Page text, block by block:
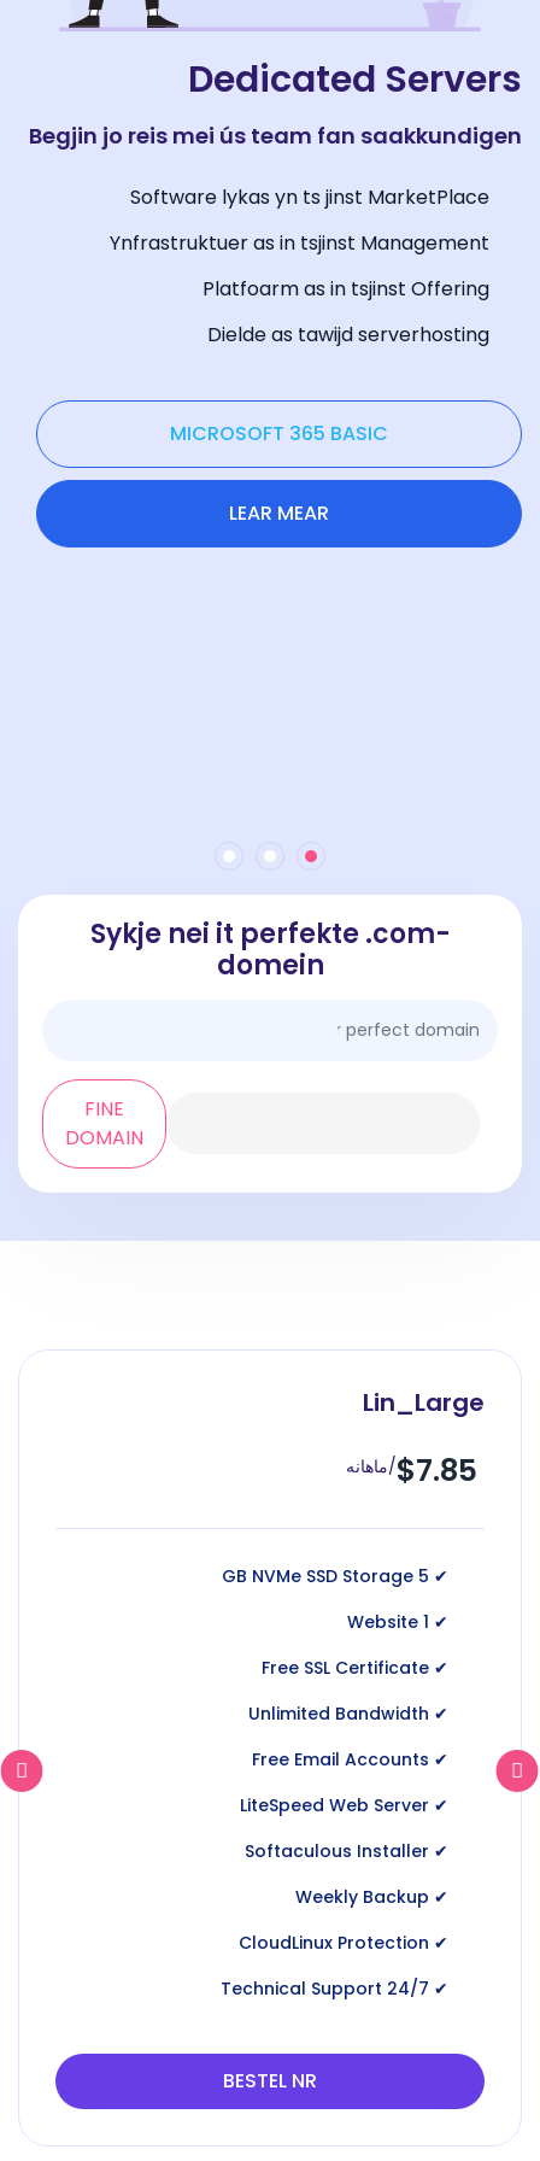
Dedicated Servers
Begjin jo reis mei ús team fan saakkundigen
Software lykas yn ts jinst MarketPlace
Ynfrastruktuer as in tsjinst Management
Platfoarm as in tsjinst Offering
Dielde as tawijd serverhosting
MICROSOFT 365 BASIC
LEAR MEAR
Sykje nei it perfekte .com-
domein
FINE
DOMAIN
Lin_Large
$7.85/ماهانه
✔ 5 GB NVMe SSD Storage
✔ 1 Website
✔ Free SSL Certificate
✔ Unlimited Bandwidth
✔ Free Email Accounts
✔ LiteSpeed Web Server
✔ Softaculous Installer
✔ Weekly Backup
✔ CloudLinux Protection
✔ 24/7 Technical Support
BESTEL NR